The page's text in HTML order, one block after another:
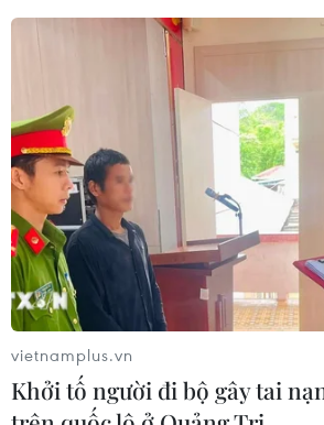
vietnamplus.vn
Khởi tố người đi bộ gây tai